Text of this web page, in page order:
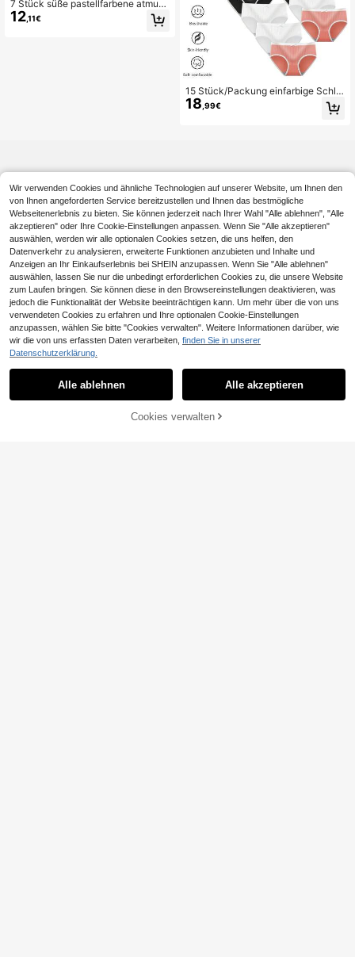
7 Stück süße pastellfarbene atmun
gsaktive einfarbige Höschen, geeig
net für Mädchen ab 14 Jahren als A
12,11€
15 Stück/Packung einfarbige Schlei
fen-Dekor Alltagstragen Dreieck H
öschen, einfache & bequeme Home
18,99€
JETZT EINKAUFEN
Wir verwenden Cookies und ähnliche Technologien auf unserer Website, um Ihnen den
von Ihnen angeforderten Service bereitzustellen und Ihnen das bestmögliche
Webseitenerlebnis zu bieten. Sie können jederzeit nach Ihrer Wahl "Alle ablehnen", "Alle
akzeptieren" oder Ihre Cookie-Einstellungen anpassen. Wenn Sie "Alle akzeptieren"
auswählen, werden wir alle optionalen Cookies setzen, die uns helfen, den
Datenverkehr zu analysieren, erweiterte Funktionen anzubieten und Inhalte und
Anzeigen an Ihr Einkaufserlebnis bei SHEIN anzupassen. Wenn Sie "Alle ablehnen"
auswählen, lassen Sie nur die unbedingt erforderlichen Cookies zu, die unsere Website
zum Laufen bringen. Sie können diese in den Browsereinstellungen deaktivieren, was
jedoch die Funktionalität der Website beeinträchtigen kann. Um mehr über die von uns
verwendeten Cookies zu erfahren und Ihre optionalen Cookie-Einstellungen
anzupassen, wählen Sie bitte "Cookies verwalten". Weitere Informationen darüber, wie
wir die von uns erfassten Daten verarbeiten, finden Sie in unserer
Datenschutzerklärung.
Alle ablehnen Alle akzeptieren
Cookies verwalten